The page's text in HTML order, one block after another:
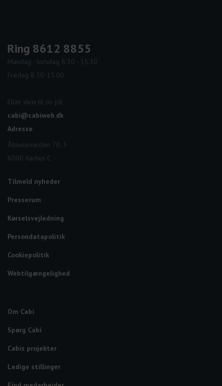
Ring 8612 8855
Mandag - torsdag 8.30 - 15.30
Fredag 8.30-15.00
Eller skriv til os på:
cabi@cabiweb.dk
Adresse
Åboulevarden 70, 3
8000 Aarhus C
Tilmeld nyheder
Presserum
Kørselsvejledning
Persondatapolitik
Cookiepolitik
Webtilgængelighed
Om Cabi
Spørg Cabi
Cabis projekter
Ledige stillinger